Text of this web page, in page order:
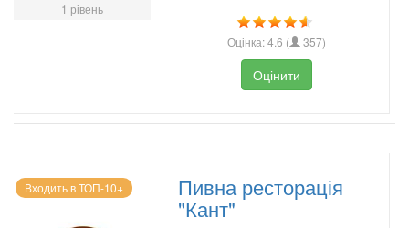
1 рівень
Оцінка:4.6 ( 357)
Оцінити
Входить в ТОП-10+ Пивна ресторація
"Кант"